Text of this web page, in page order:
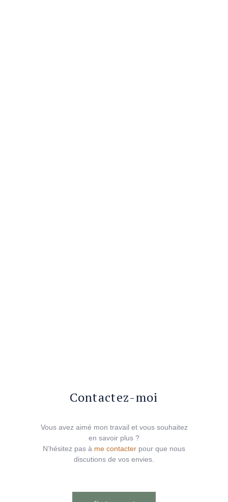
Contactez-moi
Vous avez aimé mon travail et vous souhaitez
en savoir plus ?
N’hésitez pas à me contacter pour que nous
discutions de vos envies.